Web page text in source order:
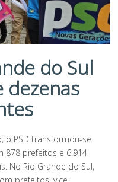
do Sul
dezenas
o PSD transformou-se
878 prefeitos e 6.914
No Rio Grande do Sul,